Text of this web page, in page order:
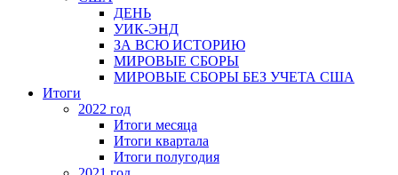
ДЕНЬ
УИК-ЭНД
ЗА ВСЮ ИСТОРИЮ
МИРОВЫЕ СБОРЫ
МИРОВЫЕ СБОРЫ БЕЗ УЧЕТА США
Итоги
2022 год
Итоги месяца
Итоги квартала
Итоги полугодия